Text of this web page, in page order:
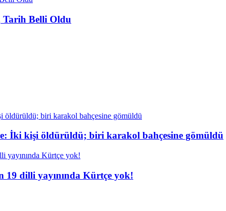
Tarih Belli Oldu
İki kişi öldürüldü; biri karakol bahçesine gömüldü
dilli yayınında Kürtçe yok!